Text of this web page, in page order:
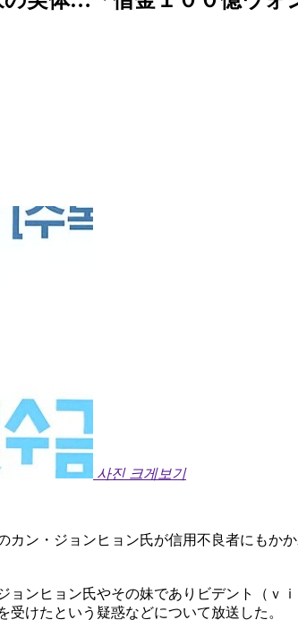
사진 크게보기
ン・ジョンヒョン氏が信用不良者にもか
ンヒョン氏やその妹でありビデント（ｖ
けたという疑惑などについて放送した。